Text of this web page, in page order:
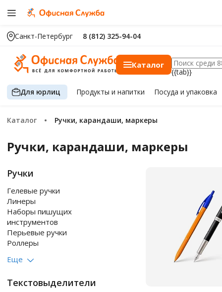
Санкт-Петербург 8 (812) 325-94-04
Каталог
{{tab}}
Для юрлиц Продуктыи напитки Посуда и упаковка
Каталог Ручки, карандаши, маркеры
Ручки, карандаши, маркеры
Ручки
Гелевые ручки
Линеры
Наборы пишущих
инструментов
Перьевые ручки
Роллеры
Еще
Текстовыделители